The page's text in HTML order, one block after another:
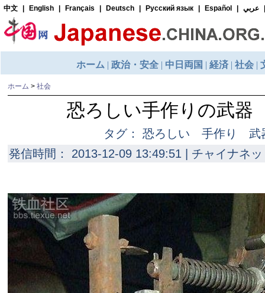
ホーム > 社会
恐ろしい手作りの武器
タグ： 恐ろしい 手作り
発信時間： 2013-12-09 13:49:51 | チャイナネ